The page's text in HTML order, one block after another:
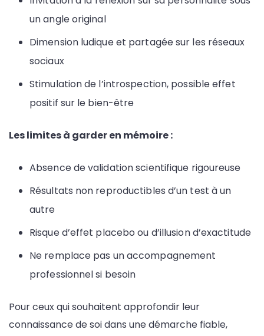
un angle original
Dimension ludique et partagée sur les réseaux
sociaux
Stimulation de l’introspection, possible effet
positif sur le bien-être
Les limites à garder en mémoire :
Absence de validation scientifique rigoureuse
Résultats non reproductibles d’un test à un
autre
Risque d’effet placebo ou d’illusion d’exactitude
Ne remplace pas un accompagnement
professionnel si besoin
Pour ceux qui souhaitent approfondir leur
connaissance de soi dans une démarche fiable,